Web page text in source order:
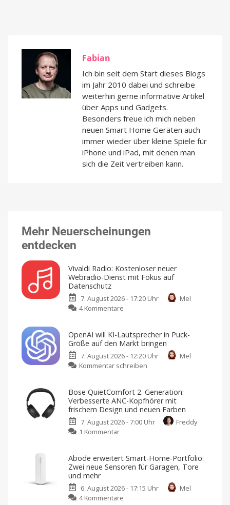
Fabian
Ich bin seit dem Start dieses Blogs
im Jahr 2010 dabei und schreibe
weiterhin gerne informative Artikel
über Apps und Gadgets.
Besonders freue ich mich neben
neuen Smart Home Geräten auch
immer wieder über kleine Spiele für
iPhone und iPad, mit denen man
sich die Zeit vertreiben kann.
Mehr Neuerscheinungen
entdecken
Vivaldi Radio: Kostenloser neuer
Webradio-Dienst mit Fokus auf
Datenschutz
7. August 2026 - 17:20 Uhr
Mel
4 Kommentare
Kostenloser
neuer
Webradio-
Dienst
auf
Datenschutz
Keine
keine
OpenAI will KI-Lautsprecher in Puck-
Größe auf den Markt bringen
7. August 2026 - 12:20 Uhr
Mel
Kommentar schreiben
KI-
Lautsprecher
in
Puck-
Markt
bringen
von
Jony
Bose QuietComfort 2. Generation:
Verbesserte ANC-Kopfhörer mit
frischem Design und neuen Farben
7. August 2026 - 7:00 Uhr
Freddy
1 Kommentar
2.
Generation:
ANC-
Kopfhörer
Abode erweitert Smart-Home-Portfolio:
Zwei neue Sensoren für Garagen, Tore
und mehr
6. August 2026 - 17:15 Uhr
Mel
4 Kommentare